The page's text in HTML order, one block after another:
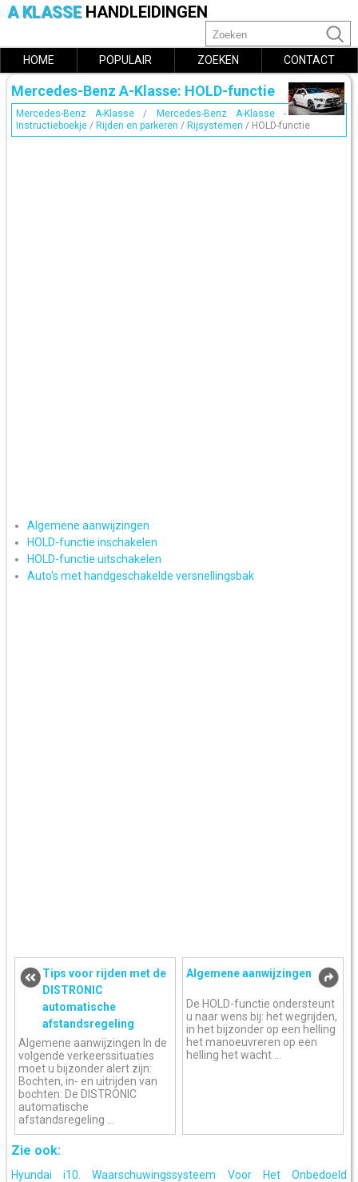
A KLASSE HANDLEIDINGEN
HOME POPULAIR ZOEKEN CONTACT
Mercedes-Benz A-Klasse: HOLD-functie
Mercedes-Benz A-Klasse /
Mercedes-Benz A-Klasse -
Instructieboekje/ Rijden en parkeren / Rijsystemen / HOLD-functie
Algemene aanwijzingen
HOLD-functie inschakelen
HOLD-functie uitschakelen
Auto's met handgeschakelde versnellingsbak
Tips voor rijden met de
DISTRONIC
automatische
afstandsregeling
Algemene aanwijzingen In de
volgende verkeerssituaties
moet u bijzonder alert zijn:
Bochten, in- en uitrijden van
bochten: De DISTRONIC
automatische
afstandsregeling ...
Algemene aanwijzingen
De HOLD-functie ondersteunt
u naar wens bij: het wegrijden,
in het bijzonder op een helling
het manoeuvreren op een
helling het wacht ...
Zie ook:
Hyundai i10. Waarschuwingssysteem Voor Het Onbedoeld